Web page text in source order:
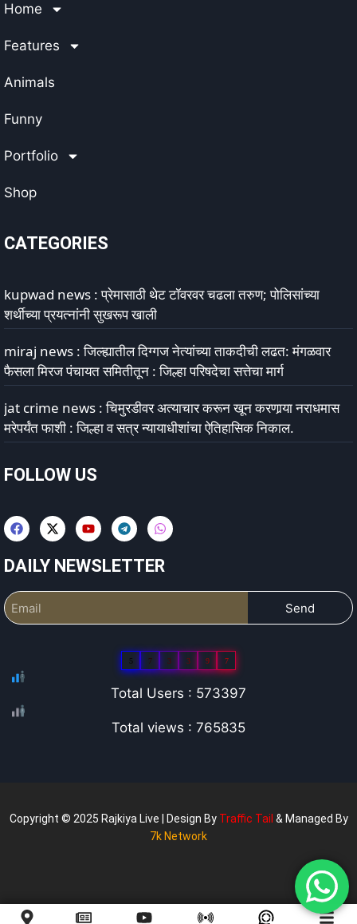
Home
Features
Animals
Funny
Portfolio
Shop
CATEGORIES
kupwad news : प्रेमासाठी थेट टॉवरवर चढला तरुण; पोलिसांच्या
शर्थीच्या प्रयत्नांनी सुखरूप खाली
miraj news : जिल्ह्यातील दिग्गज नेत्यांच्या ताकदीची लढत: मंगळवार
फैसला मिरज पंचायत समितीतून : जिल्हा परिषदेचा सत्तेचा मार्ग
jat crime news : चिमुरडीवर अत्याचार करून खून करणार्‍या नराधमास
मरेपर्यंत फाशी : जिल्हा व सत्र न्यायाधीशांचा ऐतिहासिक निकाल.
FOLLOW US
DAILY NEWSLETTER
Send
5 7 3 3 9 7
Total Users : 573397
Total views : 765835
Copyright © 2025 Rajkiya Live | Design By Traffic Tail & Managed By
7k Network